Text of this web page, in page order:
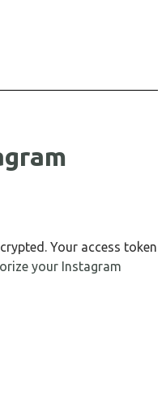
Your access token
your Instagram